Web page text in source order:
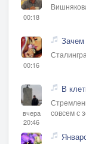
00:18
00:16
Зачем
вчера
20:46
В
совсем с